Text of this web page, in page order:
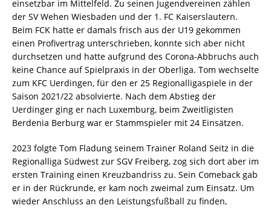
einsetzbar im Mittelfeld. Zu seinen Jugendvereinen zählen
der SV Wehen Wiesbaden und der 1. FC Kaiserslautern.
Beim FCK hatte er damals frisch aus der U19 gekommen
einen Profivertrag unterschrieben, konnte sich aber nicht
durchsetzen und hatte aufgrund des Corona-Abbruchs auch
keine Chance auf Spielpraxis in der Oberliga. Tom wechselte
zum KFC Uerdingen, für den er 25 Regionalligaspiele in der
Saison 2021/22 absolvierte. Nach dem Abstieg der
Uerdinger ging er nach Luxemburg, beim Zweitligisten
Berdenia Berburg war er Stammspieler mit 24 Einsätzen.
2023 folgte Tom Fladung seinem Trainer Roland Seitz in die
Regionalliga Südwest zur SGV Freiberg, zog sich dort aber im
ersten Training einen Kreuzbandriss zu. Sein Comeback gab
er in der Rückrunde, er kam noch zweimal zum Einsatz. Um
wieder Anschluss an den Leistungsfußball zu finden,